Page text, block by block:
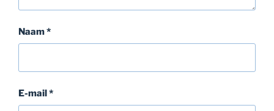
Naam*
E-mail*